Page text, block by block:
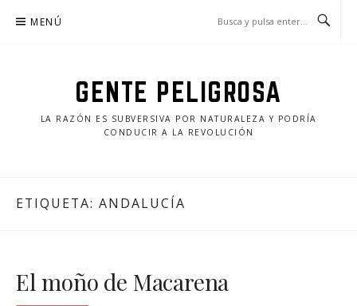
MENÚ
GENTE PELIGROSA
LA RAZÓN ES SUBVERSIVA POR NATURALEZA Y PODRÍA
CONDUCIR A LA REVOLUCIÓN
ETIQUETA: ANDALUCÍA
El moño de Macarena